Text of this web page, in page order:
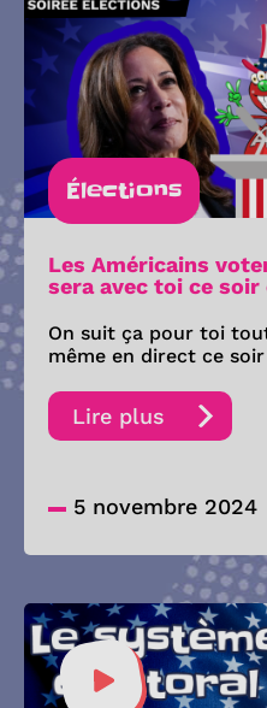
Élections
Les Américains
sera avec toi ce
On suit ça pour toi
même en direct ce
Lire plus
5 novembre 2024